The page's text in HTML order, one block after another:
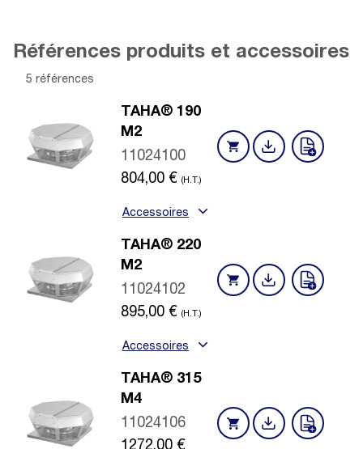
Références produits et accessoires
5 références
TAHA® 190
M2
11024100
804,00 € (H.T.)
Accessoires
TAHA® 220
M2
11024102
895,00 € (H.T.)
Accessoires
TAHA® 315
M4
11024106